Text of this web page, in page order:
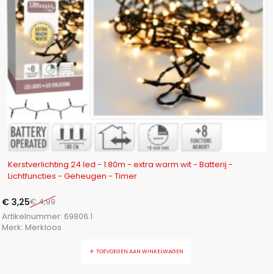
Kerstverlichting 24 led - 1.80m - extra warm wit - Batterij -
Lichtfuncties - Geheugen - Timer
€4,99
€ 3,25
Artikelnummer: 69806.1
Merk: Merkloos
TOEVOEGEN AAN WINKELWAGEN